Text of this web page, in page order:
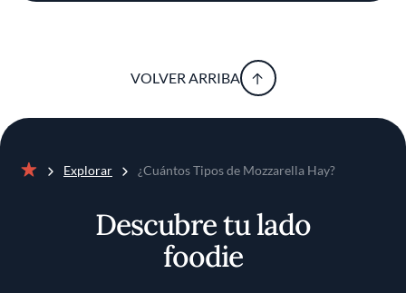
VOLVER ARRIBA
Explorar ¿Cuántos Tipos de Mozzarella Hay?
Descubre tu lado
foodie